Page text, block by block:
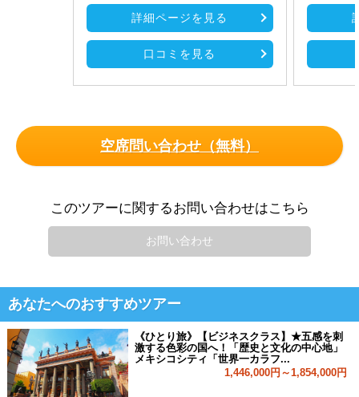
詳細ページを見る
口コミを見る
空席問い合わせ（無料）
このツアーに関するお問い合わせはこちら
お問い合わせ
あなたへのおすすめツアー
《ひとり旅》【ビジネスクラス】★五感を刺
激する色彩の国へ！「歴史と文化の中心地」
メキシコシティ「世界一カラフ...
1,446,000円～1,854,000円